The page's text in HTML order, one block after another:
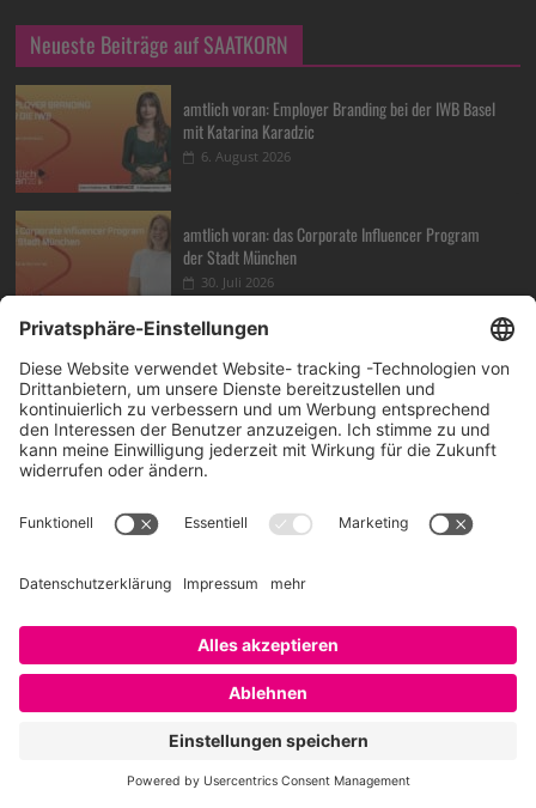
Neueste Beiträge auf SAATKORN
amtlich voran: Employer Branding bei der IWB Basel
mit Katarina Karadzic
6. August 2026
amtlich voran: das Corporate Influencer Program
der Stadt München
30. Juli 2026
amtlich voran: Transformation von Innen mit Dr.
DORIT BOSCH
23. Juli 2026
How can HR, AI, and Talent Intelligence drive real
business results, BOBBY BAJAJ?
17. Juli 2026
Das war das EMBRACE Festival – Video auf Klick